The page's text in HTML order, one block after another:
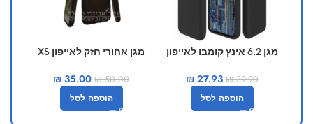
מגן 6.2 אינץ קומבו לאייפון
₪39.90
₪27.93
הוספה לסל
מגן אחורי חזק לאייפון XS
₪50.00
₪ 35.00
הוספה לסל